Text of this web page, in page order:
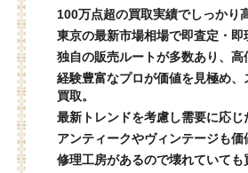
100万点超の買取実績でしっかり
東京の最新市場相場で即査定・即
独自の販売ルートが多数あり、高
経験豊富なプロが価値を見極め
買取。
最新トレンドを考慮し需要に応じ
アンティークやヴィンテージも価
修理工房があるので壊れていても